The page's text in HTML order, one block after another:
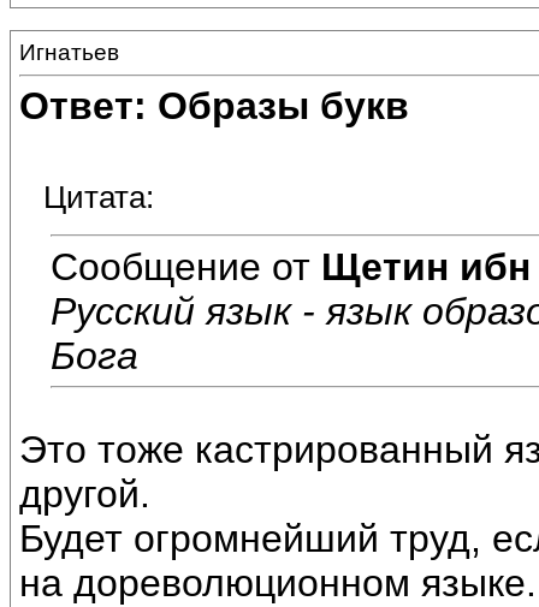
Игнатьев
Ответ: Образы букв
Цитата:
Сообщение от Щетин ибн
Русский язык - язык
Бога
Это тоже кастрированный
другой.
Будет огромнейший труд,
на дореволюционном языке.